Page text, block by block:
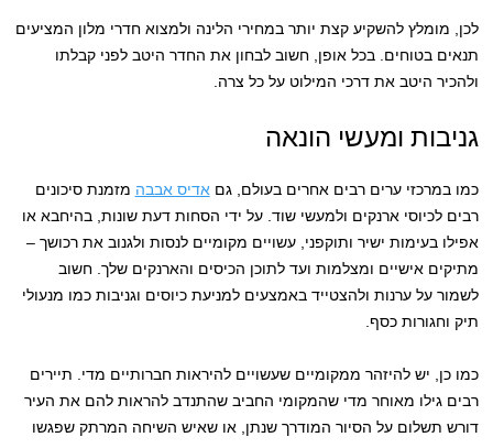
לכן, מומלץ להשקיע קצת יותר במחירי הלינה ולמצוא חדרי מלון המציעים
תנאים בטוחים. בכל אופן, חשוב לבחון את החדר היטב לפני קבלתו
ולהכיר היטב את דרכי המילוט על כל צרה.
גניבות ומעשי הונאה
כמו במרכזי ערים רבים אחרים בעולם, גם אדיס אבבה מזמנת סיכונים
רבים לכיוסי ארנקים ולמעשי שוד. על ידי הסחות דעת שונות, בהיחבא או
אפילו בעימות ישיר ותוקפני, עשויים מקומיים לנסות ולגנוב את רכושך –
מתיקים אישיים ומצלמות ועד לתוכן הכיסים והארנקים שלך. חשוב
לשמור על ערנות ולהצטייד באמצעים למניעת כיוסים וגניבות כמו מנעולי
תיק וחגורות כסף.
כמו כן, יש להיזהר ממקומיים שעשויים להיראות חברותיים מדי. תיירים
רבים גילו מאוחר מדי שהמקומי החביב שהתנדב להראות להם את העיר
דורש תשלום על הסיור המודרך שנתן, או שאיש השיחה המרתק שפגשו